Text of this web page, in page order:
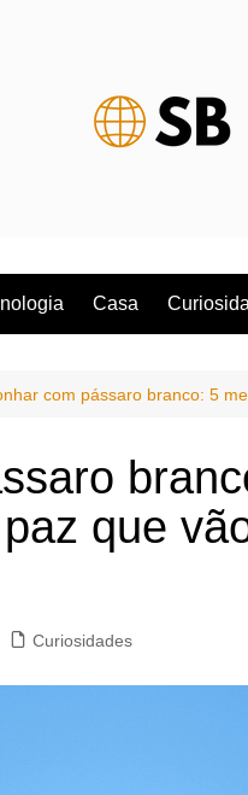
Casa
com pássaro branco: 5
que
Curiosidades